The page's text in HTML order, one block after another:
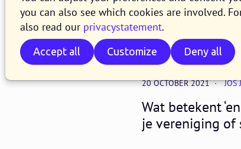
you can also see which cookies are involved.
also read our privacystatement.
Accept all Customize Deny all
Hoe
'end-of-
20 OCTOBER 2021 JOS
Wat betekent
je vereniging of